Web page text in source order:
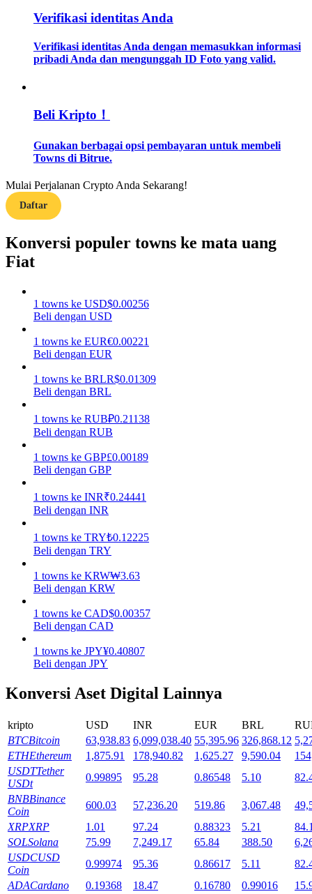
Panduan Pemula Berjangka
Strategi perdagangan
Menghasilkan
Babi Kekuatan
Dapatkan imbalan kompetitif setiap hari
Pengembalian tinggi & akses instan
Launchpool
Staking fleksibel untuk mendapatkan token populer
Verifikasi identitas Anda
Verifikasi identitas Anda dengan memasukkan informasi
pribadi Anda dan mengunggah ID Foto yang valid.
Beli Kripto！
Gunakan berbagai opsi pembayaran untuk membeli
Towns di Bitrue.
Mulai Perjalanan Crypto Anda Sekarang!
Daftar
Konversi populer towns ke mata uang
Fiat
1 towns ke USD$0.00256
Beli dengan USD
1 towns ke EUR€0.00221
Beli dengan EUR
1 towns ke BRLR$0.01309
Beli dengan BRL
1 towns ke RUB₽0.21138
Beli dengan RUB
1 towns ke GBP£0.00189
Beli dengan GBP
1 towns ke INR₹0.24441
Beli dengan INR
1 towns ke TRY₺0.12225
Beli dengan TRY
1 towns ke KRW₩3.63
Beli dengan KRW
1 towns ke CAD$0.00357
Beli dengan CAD
1 towns ke JPY¥0.40807
Beli dengan JPY
Konversi Aset Digital Lainnya
kripto USD INR EUR BRL
BTCBitcoin 63,938.83 6,099,038.40 55,395.96 326,868.12
ETHEthereum 1,875.91 178,940.82 1,625.27 9,590.04
USDTTether
USDt
0.99895 95.28 0.86548 5.10
BNBBinance
Coin
600.03 57,236.20 519.86 3,067.48
XRPXRP 1.01 97.24 0.88323 5.21
SOLSolana 75.99 7,249.17 65.84 388.50
USDCUSD
Coin
0.99974 95.36 0.86617 5.11
ADACardano 0.19368 18.47 0.16780 0.99016